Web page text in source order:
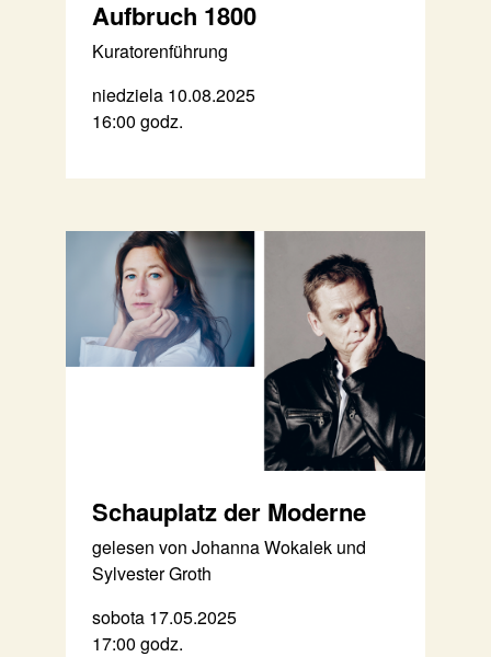
Aufbruch 1800
Kuratorenführung
niedziela 10.08.2025
16:00 godz.
Schauplatz der Moderne
gelesen von Johanna Wokalek und
Sylvester Groth
sobota 17.05.2025
17:00 godz.